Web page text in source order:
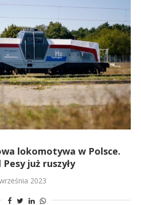
lokomotywa w Polsce.
już ruszyły
2023